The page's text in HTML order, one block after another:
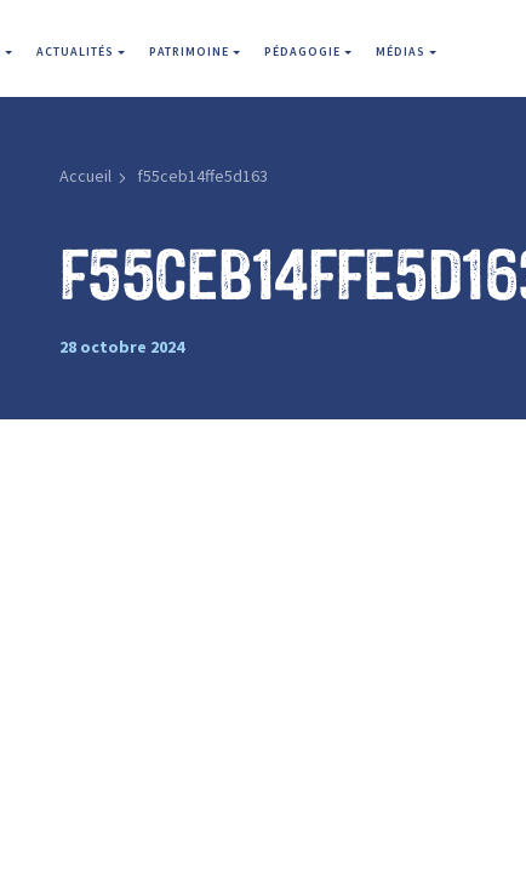
ACTUALITÉS PATRIMOINE PÉDAGOGIE MÉDIAS
Accueil f55ceb14ffe5d163
28 octobre 2024